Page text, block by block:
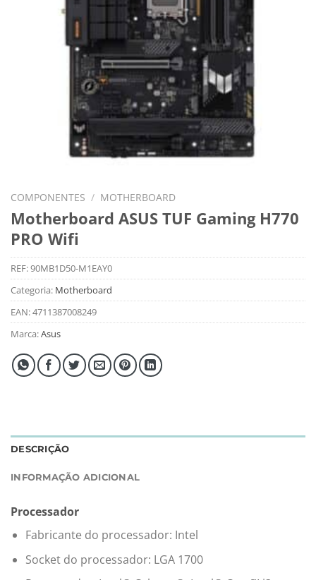
COMPONENTES / MOTHERBOARD
Motherboard ASUS TUF Gaming H770
PRO Wifi
REF:90MB1D50-M1EAY0
Categoria: Motherboard
EAN:4711387008249
Marca:Asus
DESCRIÇÃO
INFORMAÇÃO ADICIONAL
Processador
Fabricante do processador: Intel
Socket do processador: LGA 1700